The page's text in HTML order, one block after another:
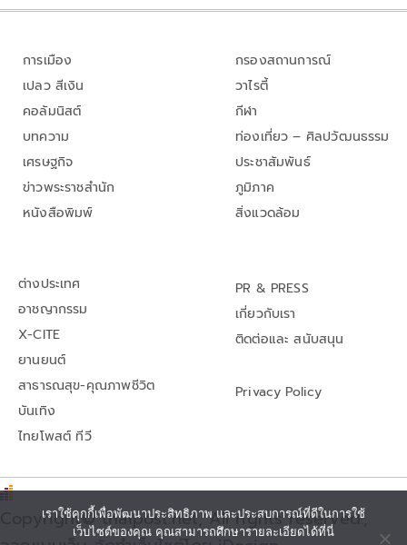
การเมือง
เปลว สีเงิน
คอลัมนิสต์
บทความ
เศรษฐกิจ
ข่าวพระราชสำนัก
หนังสือพิมพ์
กรองสถานการณ์
วาไรตี้
กีฬา
ท่องเที่ยว – ศิลปวัฒนธรรม
ประชาสัมพันธ์
ภูมิภาค
สิ่งแวดล้อม
ต่างประเทศ
อาชญากรรม
X-CITE
ยานยนต์
สาธารณสุข-คุณภาพชีวิต
บันเทิง
ไทยโพสต์ ทีวี
PR & PRESS
เกี่ยวกับเรา
ติดต่อและ สนับสนุน
Privacy Policy
Copyright© thaipost.net, All rights reserved.,
เราใช้คุกกี้เพื่อพัฒนาประสิทธิภาพ และประสบการณ์ที่ดีในการใช้
เว็บไซต์ของคุณ คุณสามารถศึกษารายละเอียดได้ที่นี่